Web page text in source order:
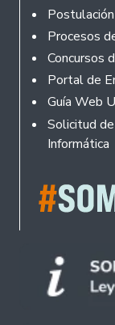
Rodapé
Procesos
Concursos
Portal de
Guía Web
Solicitud
Informática